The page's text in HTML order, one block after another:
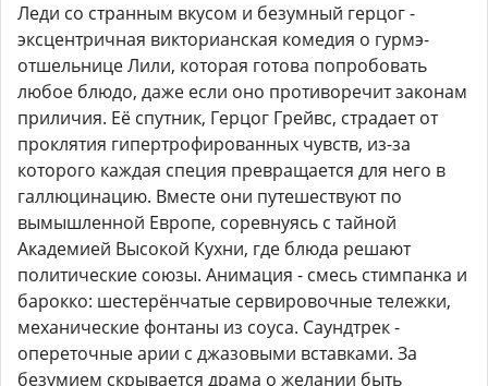
Леди со странным вкусом и безумный герцог -
эксцентричная викторианская комедия о гурмэ-
отшельнице Лили, которая готова попробовать
любое блюдо, даже если оно противоречит законам
приличия. Её спутник, Герцог Грейвс, страдает от
проклятия гипертрофированных чувств, из-за
которого каждая специя превращается для него в
галлюцинацию. Вместе они путешествуют по
вымышленной Европе, соревнуясь с тайной
Академией Высокой Кухни, где блюда решают
политические союзы. Анимация - смесь стимпанка и
барокко: шестерёнчатые сервировочные тележки,
механические фонтаны из соуса. Саундтрек -
опереточные арии с джазовыми вставками. За
безумием скрывается драма о желании быть